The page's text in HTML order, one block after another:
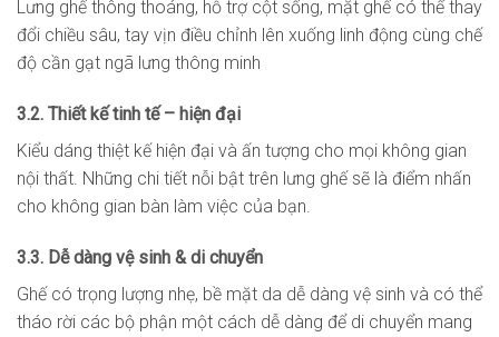
Lưng ghế thông thoáng, hỗ trợ cột sống, mặt ghế có thể thay
đổi chiều sâu, tay vịn điều chỉnh lên xuống linh động cùng chế
độ cần gạt ngã lưng thông minh
3.2. Thiết kế tinh tế – hiện đại
Kiểu dáng thiệt kế hiện đại và ấn tượng cho mọi không gian
nội thất. Những chi tiết nỗi bật trên lưng ghế sẽ là điểm nhấn
cho không gian bàn làm việc của bạn.
3.3. Dễ dàng vệ sinh & di chuyển
Ghế có trọng lượng nhẹ, bề mặt da dễ dàng vệ sinh và có thể
tháo rời các bộ phận một cách dễ dàng để di chuyển mang